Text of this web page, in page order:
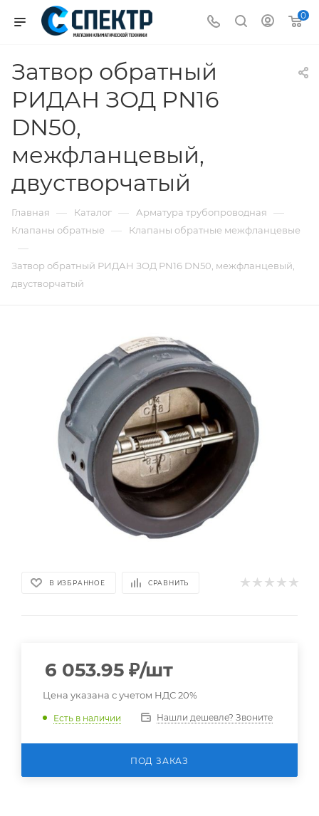
0
Затвор обратный
РИДАН ЗОД PN16
DN50,
межфланцевый,
двустворчатый
Главная — Каталог — Арматура трубопроводная —
Клапаны обратные — Клапаны обратные межфланцевые
—
Затвор обратный РИДАН ЗОД PN16 DN50, межфланцевый,
двустворчатый
В ИЗБРАННОЕ СРАВНИТЬ
6 053.95 ₽/шт
Цена указана с учетом НДС 20%
Есть в наличии Нашли дешевле? Звоните
ПОД ЗАКАЗ